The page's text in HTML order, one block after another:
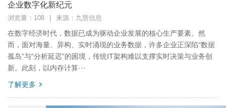
企业数字化新纪元
浏览量：108 来源：九慧信息
在数字经济时代，数据已成为驱动企业发展的核心生产要素。然
而，面对海量、异构、实时涌现的业务数据，许多企业正深陷“数据
孤岛”与“分析延迟”的困境，传统IT架构难以支撑实时决策与业务创
新。此刻，以内存计算···
了解更多